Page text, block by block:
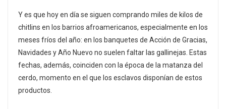
Y es que hoy en día se siguen comprando miles de kilos de
chitlins en los barrios afroamericanos, especialmente en los
meses fríos del año: en los banquetes de Acción de Gracias,
Navidades y Año Nuevo no suelen faltar las gallinejas. Estas
fechas, además, coinciden con la época de la matanza del
cerdo, momento en el que los esclavos disponían de estos
productos.